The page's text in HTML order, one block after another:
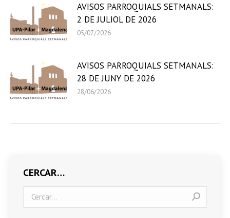
AVISOS PARROQUIALS SETMANALS:
2 DE JULIOL DE 2026
05/07/2026
AVISOS PARROQUIALS SETMANALS:
28 DE JUNY DE 2026
28/06/2026
CERCAR…